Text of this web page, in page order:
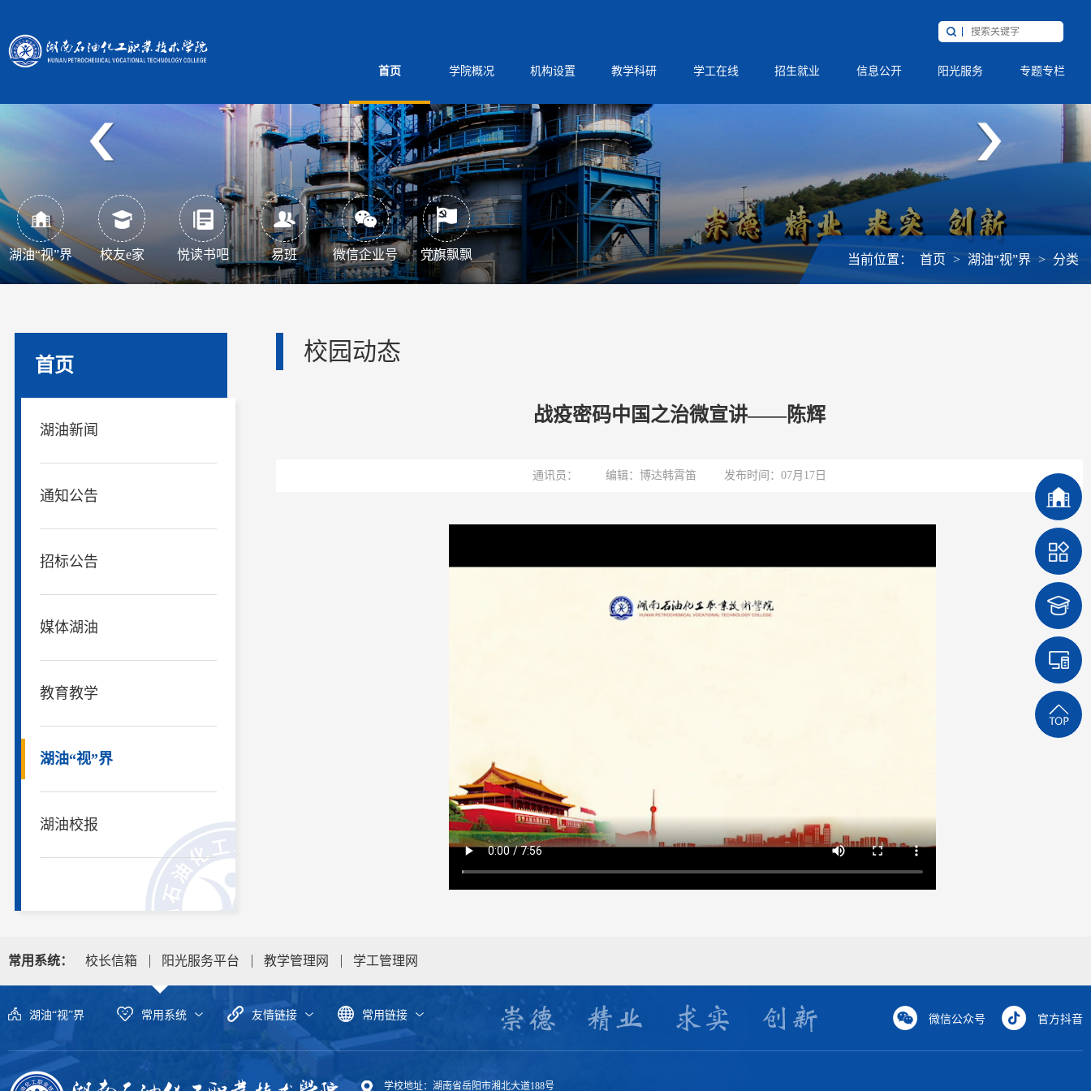
首页 学院概况 机构设置 教学科研 学工在线 招生就业 信息公开 阳光服务 专题专栏
湖油“视”界 校友e家 悦读书吧 易班 微信企业号 党旗飘飘 当前位置： 首页 > 湖油“视”界 > 分类
首页
湖油新闻
通知公告
招标公告
媒体湖油
教育教学
湖油“视”界
湖油校报
校园动态
战疫密码中国之治微宣讲——陈辉
通讯员： 编辑：博达韩霄笛 发布时间：07月17日
常用系统： 校长信箱 阳光服务平台 教学管理网 学工管理网
湖油“视”界 常用系统 友情链接 常用链接 微信公众号 官方抖音
学校地址：湖南省岳阳市湘北大道188号